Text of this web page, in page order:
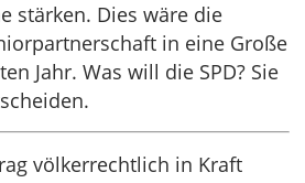
stärken. Dies wäre die
in eine Große
Jahr. Was will die SPD? Sie
völkerrechtlich in Kraft